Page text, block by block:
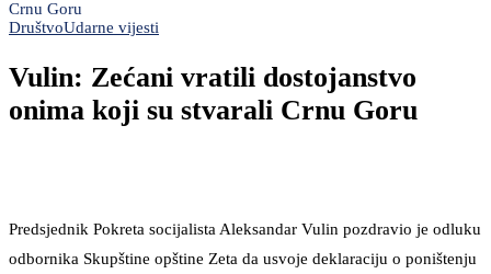
Crnu Goru
DruštvoUdarne vijesti
Vulin: Zećani vratili dostojanstvo
onima koji su stvarali Crnu Goru
Predsjednik Pokreta socijalista Aleksandar Vulin pozdravio je odluku
odbornika Skupštine opštine Zeta da usvoje deklaraciju o poništenju